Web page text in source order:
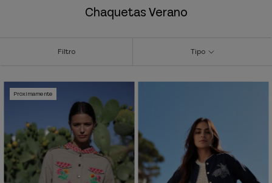
Chaquetas Verano
Filtro Tipo
Próximamente